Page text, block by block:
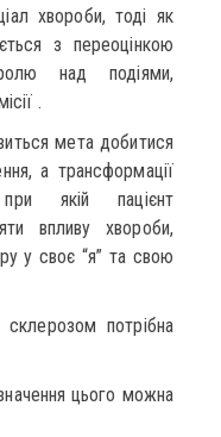
хвороби, тоді як
з переоцінкою
над подіями,
.
мета добитися
а трансформації
якій пацієнт
впливу хвороби,
у своє “я” та свою
потрібна
цього можна